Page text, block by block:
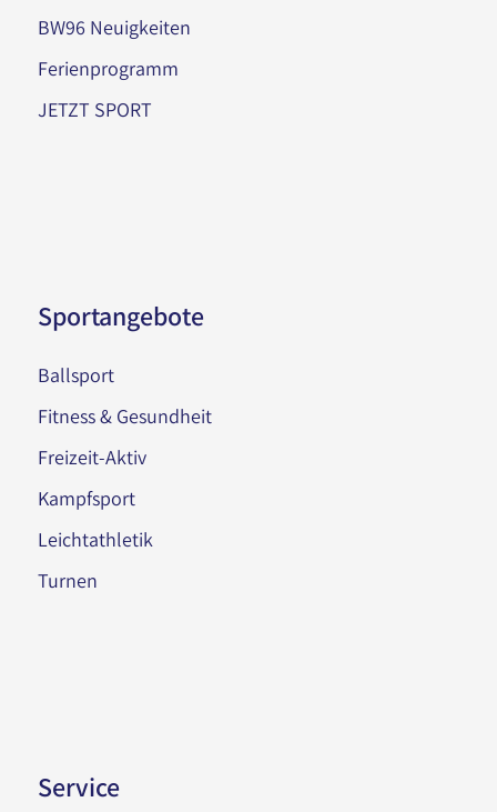
BW96 Neuigkeiten
Ferienprogramm
JETZT SPORT
Sportangebote
Ballsport
Fitness & Gesundheit
Freizeit-Aktiv
Kampfsport
Leichtathletik
Turnen
Service